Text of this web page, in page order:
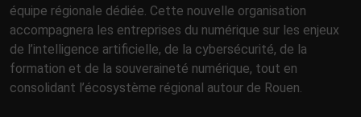
équipe régionale dédiée. Cette nouvelle organisation
accompagnera les entreprises du numérique sur les enjeux
de l’intelligence artificielle, de la cybersécurité, de la
formation et de la souveraineté numérique, tout en
consolidant l’écosystème régional autour de Rouen.